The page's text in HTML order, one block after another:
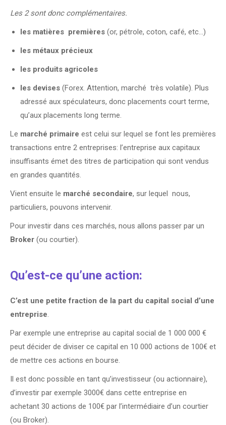
Les 2 sont donc complémentaires.
les matières premières (or, pétrole, coton, café, etc…)
les métaux précieux
les produits agricoles
les devises (Forex. Attention, marché très volatile). Plus
adressé aux spéculateurs, donc placements court terme,
qu’aux placements long terme.
Le marché primaire est celui sur lequel se font les premières
transactions entre 2 entreprises: l’entreprise aux capitaux
insuffisants émet des titres de participation qui sont vendus
en grandes quantités.
Vient ensuite le marché secondaire, sur lequel nous,
particuliers, pouvons intervenir.
Pour investir dans ces marchés, nous allons passer par un
Broker (ou courtier).
Qu’est-ce qu’une action:
C’est une petite fraction de la part du capital social d’une
entreprise.
Par exemple une entreprise au capital social de 1 000 000 €
peut décider de diviser ce capital en 10 000 actions de 100€ et
de mettre ces actions en bourse.
Il est donc possible en tant qu’investisseur (ou actionnaire),
d’investir par exemple 3000€ dans cette entreprise en
achetant 30 actions de 100€ par l’intermédiaire d’un courtier
(ou Broker).